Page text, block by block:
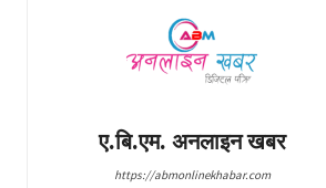
ए.बि.एम. अनलाइन खबर
https://abmonlinekhabar.com